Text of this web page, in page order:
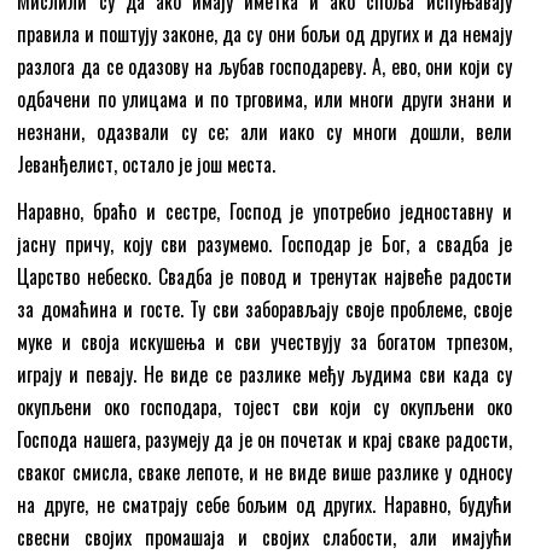
правила и поштују законе, да су они бољи од других и да немају
разлога да се одазову на љубав господареву. А, ево, они који су
одбачени по улицама и по трговима, или многи други знани и
незнани, одазвали су се; али иако су многи дошли, вели
Јеванђелист, остало је још места.
Наравно, браћо и сестре, Господ је употребио једноставну и
јасну причу, коју сви разумемо. Господар је Бог, а свадба је
Царство небеско. Свадба је повод и тренутак највеће радости
за домаћина и госте. Ту сви заборављају своје проблеме, своје
муке и своја искушења и сви учествују за богатом трпезом,
играју и певају. Не виде се разлике међу људима сви када су
окупљени око господара, тојест сви који су окупљени око
Господа нашега, разумеју да је он почетак и крај сваке радости,
сваког смисла, сваке лепоте, и не виде више разлике у односу
на друге, не сматрају себе бољим од других. Наравно, будући
свесни својих промашаја и својих слабости, али имајући